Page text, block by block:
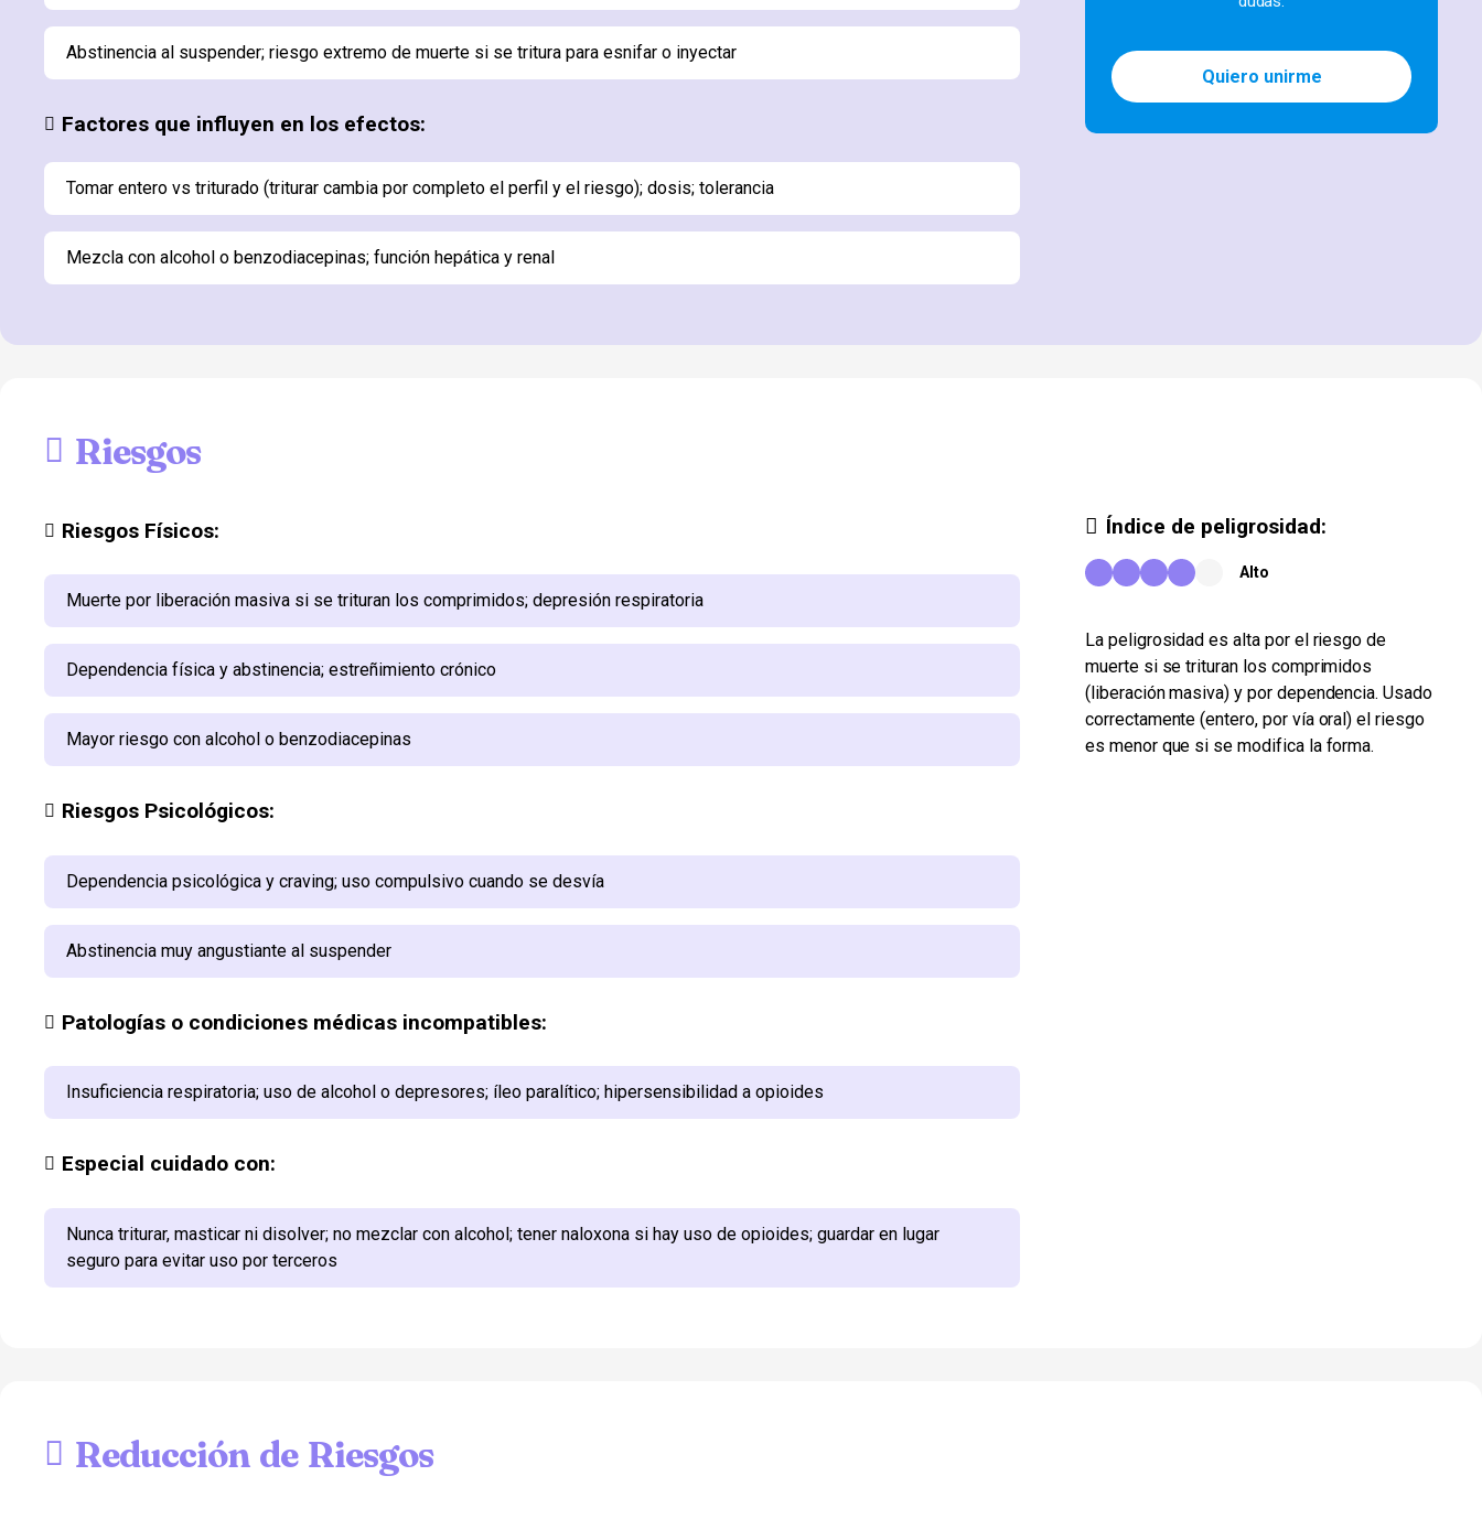
Abstinencia al suspender; riesgo extremo de muerte si se tritura para esnifar o inyectar
Factores que influyen en los efectos:
Tomar entero vs triturado (triturar cambia por completo el perfil y el riesgo); dosis; tolerancia
Mezcla con alcohol o benzodiacepinas; función hepática y renal
Quiero unirme
Riesgos
Riesgos Físicos:
Muerte por liberación masiva si se trituran los comprimidos; depresión respiratoria
Dependencia física y abstinencia; estreñimiento crónico
Mayor riesgo con alcohol o benzodiacepinas
Riesgos Psicológicos:
Dependencia psicológica y craving; uso compulsivo cuando se desvía
Abstinencia muy angustiante al suspender
Patologías o condiciones médicas incompatibles:
Insuficiencia respiratoria; uso de alcohol o depresores; íleo paralítico; hipersensibilidad a opioides
Especial cuidado con:
Nunca triturar, masticar ni disolver; no mezclar con alcohol; tener naloxona si hay uso de opioides; guardar en lugar
seguro para evitar uso por terceros
Índice de peligrosidad:
Alto
La peligrosidad es alta por el riesgo de
muerte si se trituran los comprimidos
(liberación masiva) y por dependencia. Usado
correctamente (entero, por vía oral) el riesgo
es menor que si se modifica la forma.
Reducción de Riesgos